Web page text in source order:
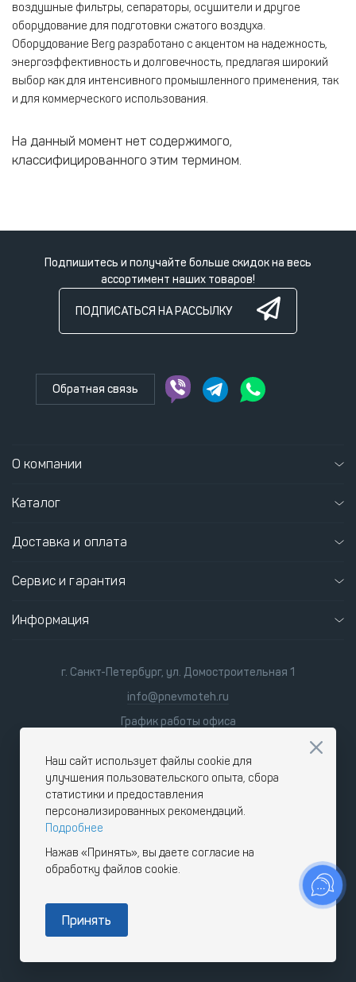
воздушные фильтры, сепараторы, осушители и другое
оборудование для подготовки сжатого воздуха.
Оборудование Berg разработано с акцентом на надежность,
энергоэффективность и долговечность, предлагая широкий
выбор как для интенсивного промышленного применения, так
и для коммерческого использования.
На данный момент нет содержимого,
классифицированного этим термином.
Подпишитесь и получайте больше скидок на весь
ассортимент наших товаров!
ПОДПИСАТЬСЯ НА РАССЫЛКУ
Обратная связь
О компании
Каталог
Доставка и оплата
Сервис и гарантия
Информация
г. Санкт-Петербург, ул. Домостроительная 1
info@pnevmoteh.ru
График работы офиса
сб-вс 9:00 - 18:00
Наш сайт использует файлы cookie для
улучшения пользовательского опыта, сбора
статистики и предоставления
персонализированных рекомендаций.
Подробнее
Нажав «Принять», вы даете согласие на
обработку файлов cookie.
Принять